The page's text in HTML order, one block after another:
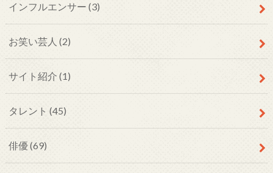
インフルエンサー (3)
お笑い芸人 (2)
サイト紹介 (1)
タレント (45)
俳優(69)